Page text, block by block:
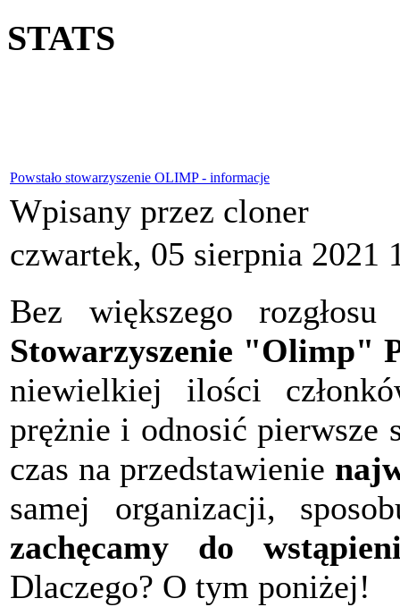
STATS
Powstało stowarzyszenie OLIMP - informacje
Wpisany przez cloner
czwartek, 05 sierpnia 2021
Bez większego
Stowarzyszenie "Olimp"
niewielkiej ilości
prężnie i odnosić pierwsze
czas na przedstawienie
samej organizacji,
zachęcamy do
Dlaczego? O tym poniżej!